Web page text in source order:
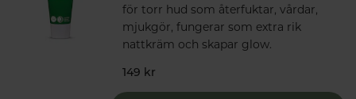
för torr hud som återfuktar, vårdar,
mjukgör, fungerar som extra rik
nattkräm och skapar glow.
149 kr